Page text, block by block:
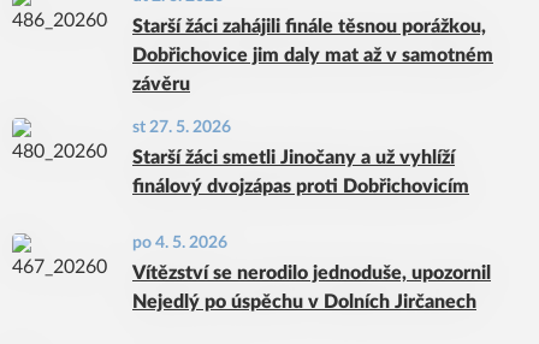
Starší žáci zahájili finále těsnou porážkou,
Dobřichovice jim daly mat až v samotném
závěru
st 27. 5. 2026
Starší žáci smetli Jinočany a už vyhlíží
finálový dvojzápas proti Dobřichovicím
po 4. 5. 2026
Vítězství se nerodilo jednoduše, upozornil
Nejedlý po úspěchu v Dolních Jirčanech